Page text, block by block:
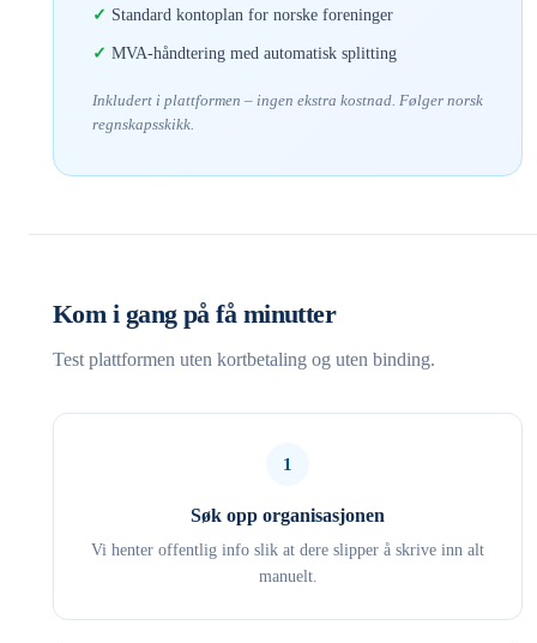
Standard kontoplan for norske foreninger
MVA-håndtering med automatisk splitting
Inkludert i plattformen – ingen ekstra kostnad. Følger norsk
regnskapsskikk.
Kom i gang på få minutter
Test plattformen uten kortbetaling og uten binding.
1
Søk opp organisasjonen
Vi henter offentlig info slik at dere slipper å skrive inn alt
manuelt.